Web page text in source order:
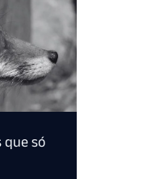
que só